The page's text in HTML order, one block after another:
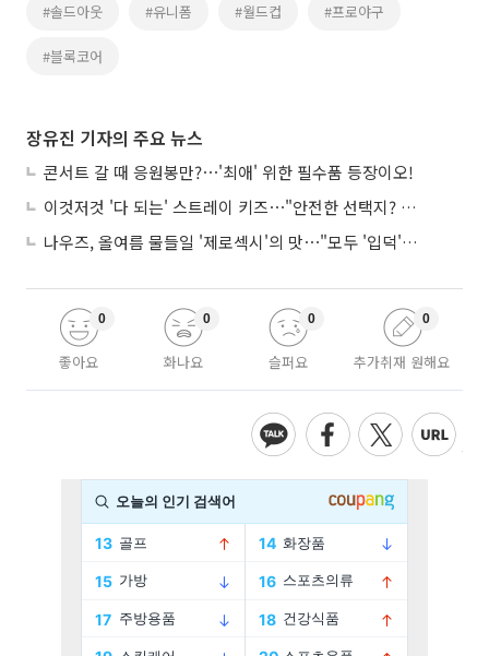
#솔드아웃 #유니폼 #월드컵 #프로야구
#블록코어
장유진 기자의 주요 뉴스
콘서트 갈 때 응원봉만?⋯'최애' 위한 필수품 등장이오!
이것저것 '다 되는' 스트레이 키즈⋯"안전한 선택지? 도전이 재밌죠"
나우즈, 올여름 물들일 '제로섹시'의 맛⋯"모두 '입덕'시킬 것"
좋아요
0
화나요
0
슬퍼요
0
추가취재 원해요
0